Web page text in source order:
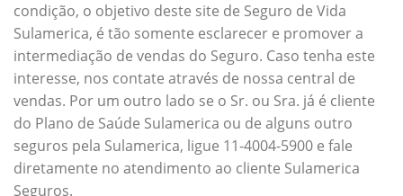
condição, o objetivo deste site de Seguro de Vida
Sulamerica, é tão somente esclarecer e promover a
intermediação de vendas do Seguro. Caso tenha este
interesse, nos contate através de nossa central de
vendas. Por um outro lado se o Sr. ou Sra. já é cliente
do Plano de Saúde Sulamerica ou de alguns outro
seguros pela Sulamerica, ligue 11-4004-5900 e fale
diretamente no atendimento ao cliente Sulamerica
Seguros.